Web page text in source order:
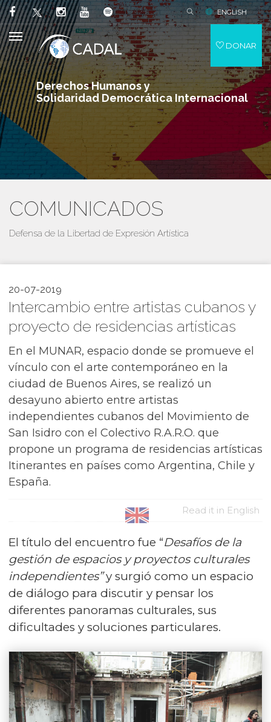
Derechos Humanos y
Solidaridad Democrática Internacional
ENGLISH
DONAR
COMUNICADOS
Defensa de la Libertad de Expresión Artística
20-07-2019
Intercambio entre artistas cubanos y
proyecto de residencias artísticas
En el MUNAR, espacio donde se promueve el
vínculo con el arte contemporáneo en la
ciudad de Buenos Aires, se realizó un
desayuno abierto entre artistas
independientes cubanos del Movimiento de
San Isidro con el Colectivo R.A.R.O. que
propone un programa de residencias artísticas
Itinerantes en países como Argentina, Chile y
España.
Read it in English
El título del encuentro fue “Desafíos de la
gestión de espacios y proyectos culturales
independientes”y surgió como un espacio
de diálogo para discutir y pensar los
diferentes panoramas culturales, sus
dificultades y soluciones particulares.